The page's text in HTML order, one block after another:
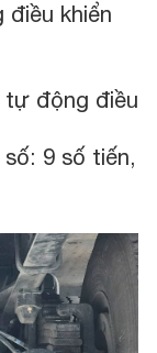
khiển
động điều
9 số tiến,